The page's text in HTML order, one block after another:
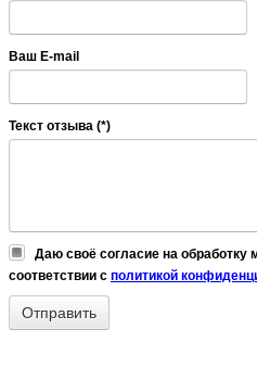
Ваш E-mail
Текст отзыва (*)
Даю своё согласие на
соответствии с политикой